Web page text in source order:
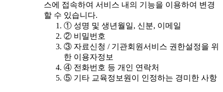
스에 접속하여 서비스 내의 기능을 이용하여 변경
할 수 있습니다.
① 성명 및 생년월일, 신분, 이메일
② 비밀번호
③ 자료신청 / 기관회원서비스 권한설정을 위
한 이용자정보
④ 전화번호 등 개인 연락처
⑤ 기타 교육정보원이 인정하는 경미한 사항